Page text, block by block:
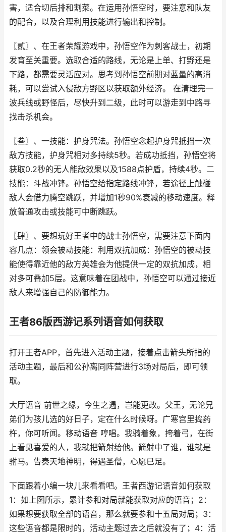
害，适合切后排和割菜。在运用孙悟空时，要注意和队友
的配合，以及合理利用技能进行输出和控制。
〖贰〗、在王者荣耀游戏中，孙悟空作为刺客战士，初期
发育至关重要。选取合适的路线，无论是上单、打野还是
下路，都需要灵活应对。思考到孙悟空前期对蓝量的高消
耗，可以尝试入侵敌方野区以获取额外经济。 在清理完一
波兵线或野怪后，尽快升到二级，此时可以游走到中路寻
找击杀机会。
〖叁〗、一技能：护身咒法。孙悟空念起护身咒抵挡一次
敌方技能，护身咒相对多持续5秒。若成功抵挡，孙悟空将
获取0.2秒的无人能敌效果以及1588点护盾，持续4秒。二
技能：斗战冲锋。孙悟空给指定路线冲锋，若途径上触碰
敌人会借力腾空跳跃，并增加1秒90%衰减的移动速度。释
放普通攻击或技能可中断跳跃。
〖肆〗、要想玩好王者中的战士孙悟空，需要注意下面内
容几点：领会被动技能：利用双抗加成：孙悟空的被动技
能使得靠近他的敌方英雄会为他提供一定的双抗加成，相
对多可叠加5层。这意味着在团战中，孙悟空可以通过接近
敌人来增强自己的防御能力。
王者86版西游记系列语音如何获取
打开王者APP，首先进入活动主题，接着点击箭头所指的
活动主题，最后和公孙离同阵营进行3场对局后，即可领
取。
大厅语音 前世之缘，今生之遇，岂能更改。父王，无论兄
弟们为孩儿选的好日子，定在什么时候呀。广寒宫里捣药
杵，你可听闻。移动语音 哼唱。我骑着象，挎着弓，在街
上看见喜爱的人，我就把箭射给他。箭射中了谁，谁就是
驸马。告奏天地神明，得遇圣僧，心愿已足。
下面跟着小编一块儿来看看吧。王者西游记语音如何获取
1：如上图所示，累计参和对局就能获取对应的语音；2：
如果想要获取全部的语音，那么就要参和十五局对局；3：
这些语音都是限时的，活动主题过去之后就没有了；4：活